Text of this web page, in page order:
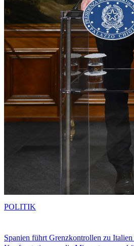
Spanien führt Grenzkontrollen zu
POLITIK